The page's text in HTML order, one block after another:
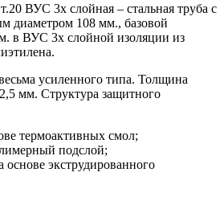
ВУС 3х слойная – стальная труба с
диаметром 108 мм., базовой
в ВУС 3х слойной изоляции из
усиленного типа. Толщина
мм. Структура защитного
термоактивных смол;
подслой;
экструдированного